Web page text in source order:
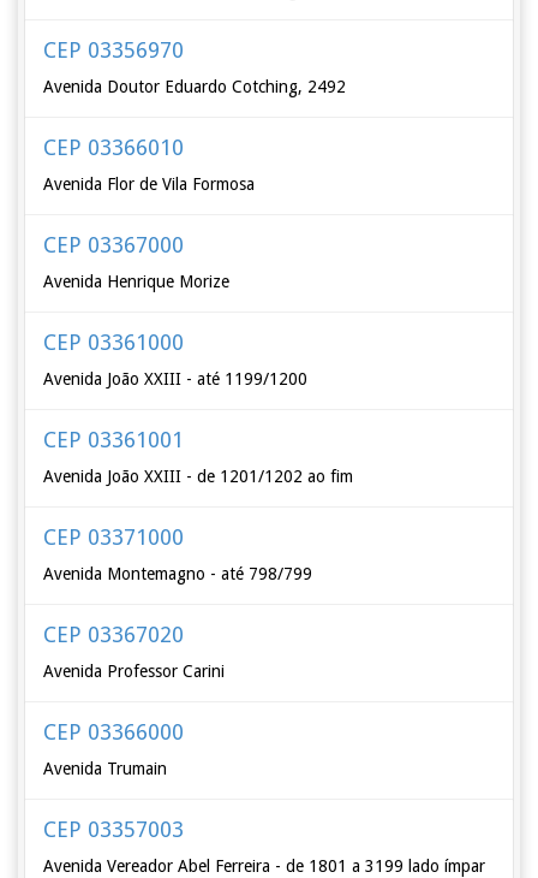
CEP 03356970
Avenida Doutor Eduardo Cotching, 2492
CEP 03366010
Avenida Flor de Vila Formosa
CEP 03367000
Avenida Henrique Morize
CEP 03361000
Avenida João XXIII - até 1199/1200
CEP 03361001
Avenida João XXIII - de 1201/1202 ao fim
CEP 03371000
Avenida Montemagno - até 798/799
CEP 03367020
Avenida Professor Carini
CEP 03366000
Avenida Trumain
CEP 03357003
Avenida Vereador Abel Ferreira - de 1801 a 3199 lado ímpar